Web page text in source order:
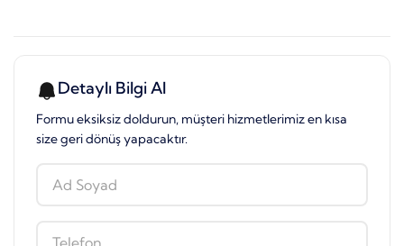
Detaylı Bilgi Al
Formu eksiksiz doldurun, müşteri hizmetlerimiz en kısa
size geri dönüş yapacaktır.